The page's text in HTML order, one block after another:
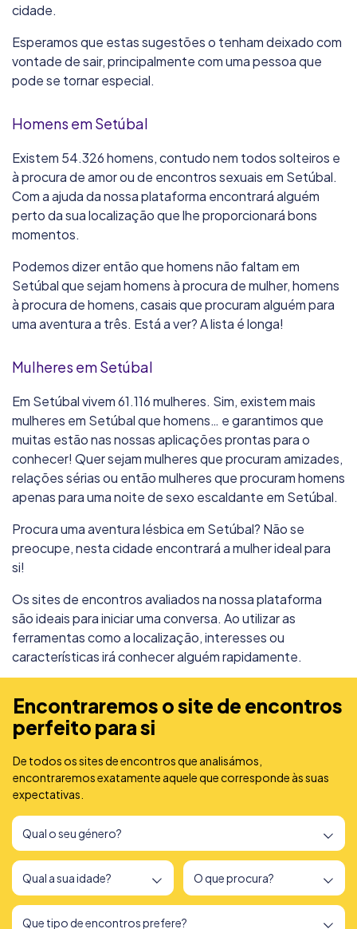
cidade.
Esperamos que estas sugestões o tenham deixado com
vontade de sair, principalmente com uma pessoa que
pode se tornar especial.
Homens em Setúbal
Existem 54.326 homens, contudo nem todos solteiros e
à procura de amor ou de encontros sexuais em Setúbal.
Com a ajuda da nossa plataforma encontrará alguém
perto da sua localização que lhe proporcionará bons
momentos.
Podemos dizer então que homens não faltam em
Setúbal que sejam homens à procura de mulher, homens
à procura de homens, casais que procuram alguém para
uma aventura a três. Está a ver? A lista é longa!
Mulheres em Setúbal
Em Setúbal vivem 61.116 mulheres. Sim, existem mais
mulheres em Setúbal que homens… e garantimos que
muitas estão nas nossas aplicações prontas para o
conhecer! Quer sejam mulheres que procuram amizades,
relações sérias ou então mulheres que procuram homens
apenas para uma noite de sexo escaldante em Setúbal.
Procura uma aventura lésbica em Setúbal? Não se
preocupe, nesta cidade encontrará a mulher ideal para
si!
Os sites de encontros avaliados na nossa plataforma
são ideais para iniciar uma conversa. Ao utilizar as
ferramentas como a localização, interesses ou
características irá conhecer alguém rapidamente.
Encontraremos o site de encontros
perfeito para si
De todos os sites de encontros que analisámos,
encontraremos exatamente aquele que corresponde às suas
expectativas.